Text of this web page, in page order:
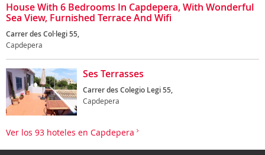
House With 6 Bedrooms In Capdepera, With Wonderful
Sea View, Furnished Terrace And Wifi
Carrer des Col·legi 55,
Capdepera
Ses Terrasses
Carrer des Colegio Legi 55,
Capdepera
Ver los 93 hoteles en Capdepera